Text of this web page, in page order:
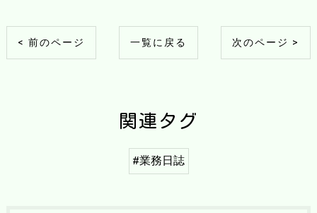
< 前のページ 一覧に戻る 次のページ >
関連タグ
#業務日誌